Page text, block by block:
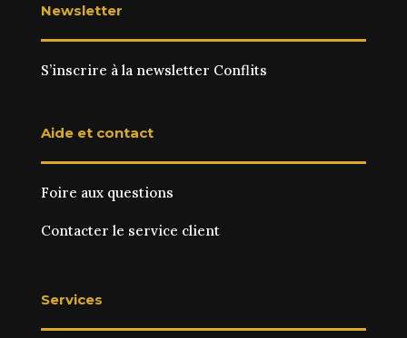
Newsletter
S’inscrire à la newsletter Conflits
Aide et contact
Foire aux questions
Contacter le service client
Services